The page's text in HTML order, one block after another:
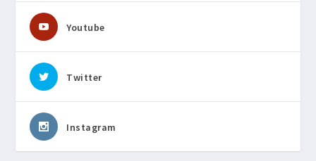
Youtube
Twitter
Instagram